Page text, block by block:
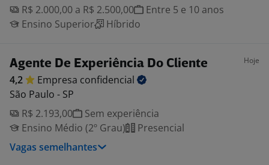
R$ 2.000,00 a R$ 2.500,00
Entre 5 e 10 anos
Ensino Superior
Híbrido
Agente De Experiência Do Cliente Hoje
4,2 Empresa confidencial
São Paulo - SP
R$ 2.193,00
Sem experiência
Ensino Médio (2º Grau)
Presencial
Vagas semelhantes